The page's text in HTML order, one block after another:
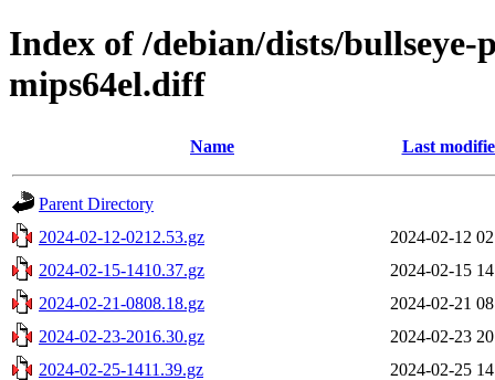
Index of /debian/dists/
mips64el.diff
Name Last
Parent Directory
2024-02-12-0212.53.gz
2024-02-12
2024-02-15-1410.37.gz
2024-02-15
2024-02-21-0808.18.gz
2024-02-21
2024-02-23-2016.30.gz
2024-02-23
2024-02-25-1411.39.gz
2024-02-25